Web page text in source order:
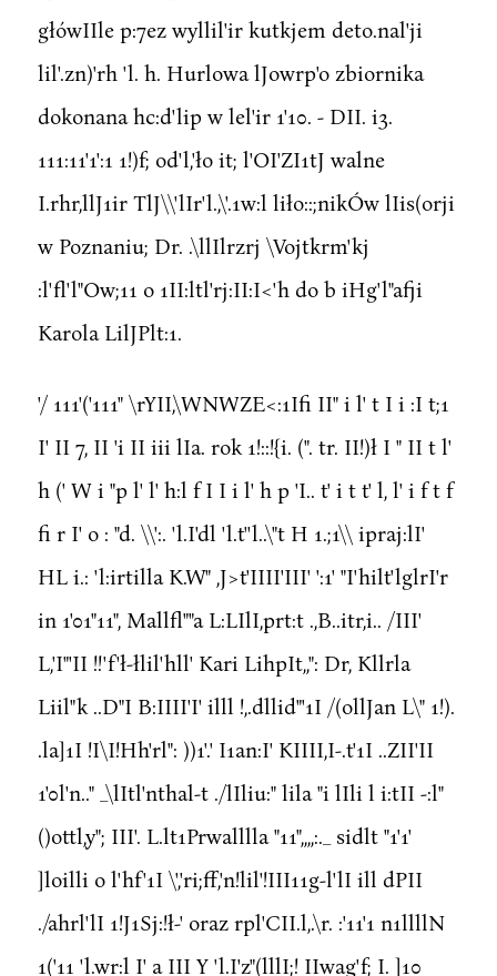
główIIle p:7ez wyllil'ir kutkjem deto.nal'ji
lil'.zn)'rh 'l. h. Hurlowa lJowrp'o zbiornika
dokonana hc:d'lip w lel'ir 1'10. - DII. i3.
111:11'1':1 1!)f; od'l,'ło it; l'OI'ZI1tJ walne
I.rhr,llJ1ir TlJ\\'lIr'l.,\'.1w:l liło::;nikÓw lIis(orji
w Poznaniu; Dr. .\llIlrzrj \Vojtkrm'kj
:l'fl'l"Ow;11 o 1II:ltl'rj:II:I<'h do b iHg'l"afji
Karola LilJPlt:1.
'/ 111'('111" \rYII,\WNWZE<:1Ifi II" i l' t I i :I t;1
I' II 7, II 'i II iii lIa. rok 1!::!{i. (". tr. II!)ł I " II t l'
h (' W i "p l' l' h:l f I I i l' h p 'I.. t' i t t' l, l' i f t f
fi r I' o : "d. \\':. 'l.I'dl 'l.t''l..\"t H 1.;1\\ ipraj:lI'
HL i.: 'l:irtilla K.W" ,J>t'IIII'III' ':1' "I'hilt'lglrI'r
in 1'01"11", Mallfl""a L:LIlI,prt:t .,B..itr,i.. /III'
L,'I"'II !!'f'ł-łlil'hll' Kari LihpIt,,": Dr, Kllrla
Liil"k ..D"I B:IIII'I' illl !,.dllid"'1I /(ollJan L\" 1!).
.la]1I !I\I!Hh'rl": ))1'.' I1an:I' KIIII,I-.t'1I ..ZII'II
1'0l'n.." _\lItl'nthal-t ./lIliu:" lila "i lIli l i:tII -:l"
()ottl,y"; III'. L.lt1Prwalllla "11",,,,:._ sidlt "1'1'
]loilli o l'hf'1I \','ri;ff,'n!lil'!III11g-l'lI ill dPII
./ahrl'lI 1!J1Sj:!ł-' oraz rpl'CII.l,.\r. :'11'1 n1llllN
1('11 'l.wr:l I' a III Y 'l.I'z"(lllI;! IIwag'f; I. ]10